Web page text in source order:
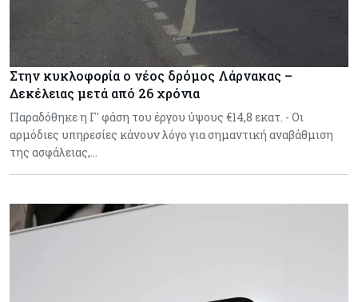
Στην κυκλοφορία ο νέος δρόμος Λάρνακας –
Δεκέλειας μετά από 26 χρόνια
Παραδόθηκε η Γ' φάση του έργου ύψους €14,8 εκατ. - Οι
αρμόδιες υπηρεσίες κάνουν λόγο για σημαντική αναβάθμιση
της ασφάλειας,…